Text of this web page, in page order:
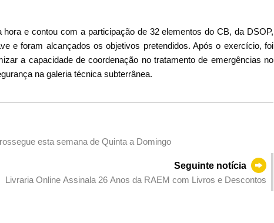
e contou com a participação de 32 elementos do CB, da DSOP,
e foram alcançados os objetivos pretendidos. Após o exercício, foi
a capacidade de coordenação no tratamento de emergências no
na galeria técnica subterrânea.
esta semana de Quinta a Domingo
Seguinte notícia
Livraria Online Assinala 26 Anos da RAEM com Livros e Descontos